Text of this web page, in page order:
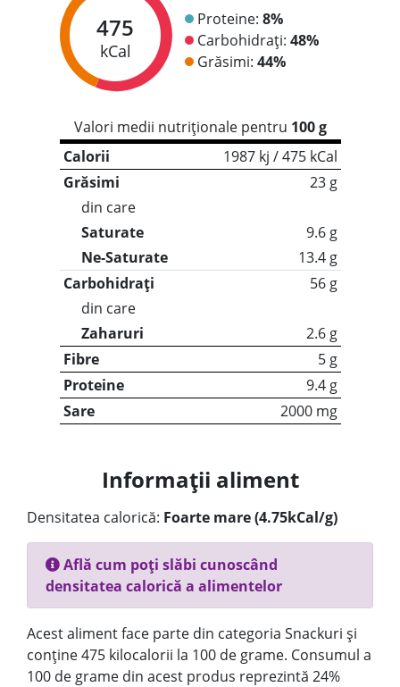
475
kCal
Proteine: 8%
Carbohidrați: 48%
Grăsimi: 44%
Valori medii nutriționale pentru 100 g
Calorii
1987 kj / 475 kCal
Grăsimi
23 g
din care
Saturate
9.6 g
Ne-Saturate
13.4 g
Carbohidrați
56 g
din care
Zaharuri
2.6 g
Fibre
5 g
Proteine
9.4 g
Sare
2000 mg
Informații aliment
Densitatea calorică: Foarte mare (4.75kCal/g)
Află cum poți slăbi cunoscând
densitatea calorică a alimentelor
Acest aliment face parte din categoria Snackuri și
conține 475 kilocalorii la 100 de grame. Consumul a
100 de grame din acest produs reprezintă 24%